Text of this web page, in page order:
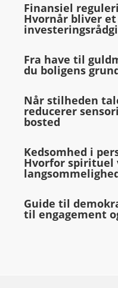
Finansiel
Hvornår bliver
Fra have til
du boligens
Når stilheden
reducerer
bosted
Kedsomhed i
Hvorfor
Guide til
til engagement